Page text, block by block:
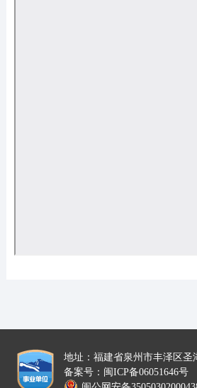
地址：福建省泉州市丰泽区圣
备案号：闽ICP备06051646号